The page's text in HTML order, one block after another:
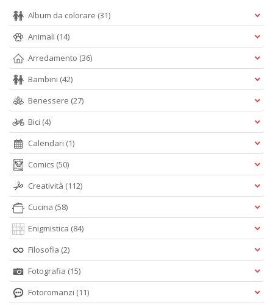
Album da colorare (31)
Animali (14)
Arredamento (36)
Bambini (42)
Benessere (27)
Bici (4)
Calendari (1)
Comics (50)
Creatività (112)
Cucina (58)
Enigmistica (84)
Filosofia (2)
Fotografia (15)
Fotoromanzi (11)